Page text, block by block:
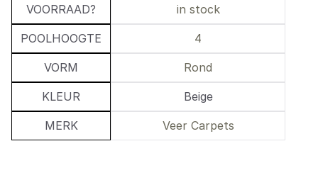
VOORRAAD? in stock
POOLHOOGTE 4
VORM Rond
KLEUR Beige
MERK Veer Carpets